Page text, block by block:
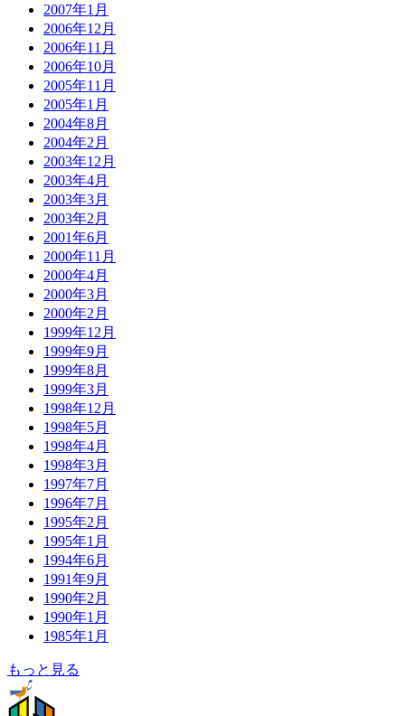
2007年1月
2006年12月
2006年11月
2006年10月
2005年11月
2005年1月
2004年8月
2004年2月
2003年12月
2003年4月
2003年3月
2003年2月
2001年6月
2000年11月
2000年4月
2000年3月
2000年2月
1999年12月
1999年9月
1999年8月
1999年3月
1998年12月
1998年5月
1998年4月
1998年3月
1997年7月
1996年7月
1995年2月
1995年1月
1994年6月
1991年9月
1990年2月
1990年1月
1985年1月
もっと見る